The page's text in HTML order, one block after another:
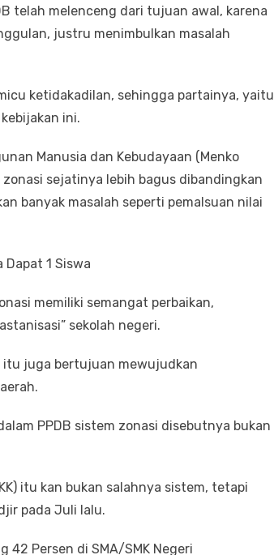
telah melenceng dari tujuan awal, karena
justru menimbulkan masalah
ketidakadilan, sehingga partainya, yaitu
ini.
Manusia dan Kebudayaan (Menko
sejatinya lebih bagus dibandingkan
banyak masalah seperti pemalsuan nilai
Dapat 1 Siswa
memiliki semangat perbaikan,
sekolah negeri.
itu juga bertujuan mewujudkan
PPDB sistem zonasi disebutnya bukan
itu kan bukan salahnya sistem, tetapi
pada Juli lalu.
42 Persen di SMA/SMK Negeri